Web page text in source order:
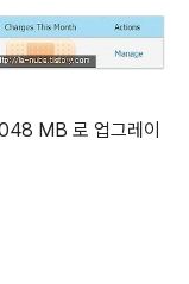
MB 로 업그레이